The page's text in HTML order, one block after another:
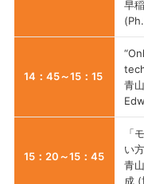
早
14：45～15：15
青
15：20～15：45
「
い方
青
成 (